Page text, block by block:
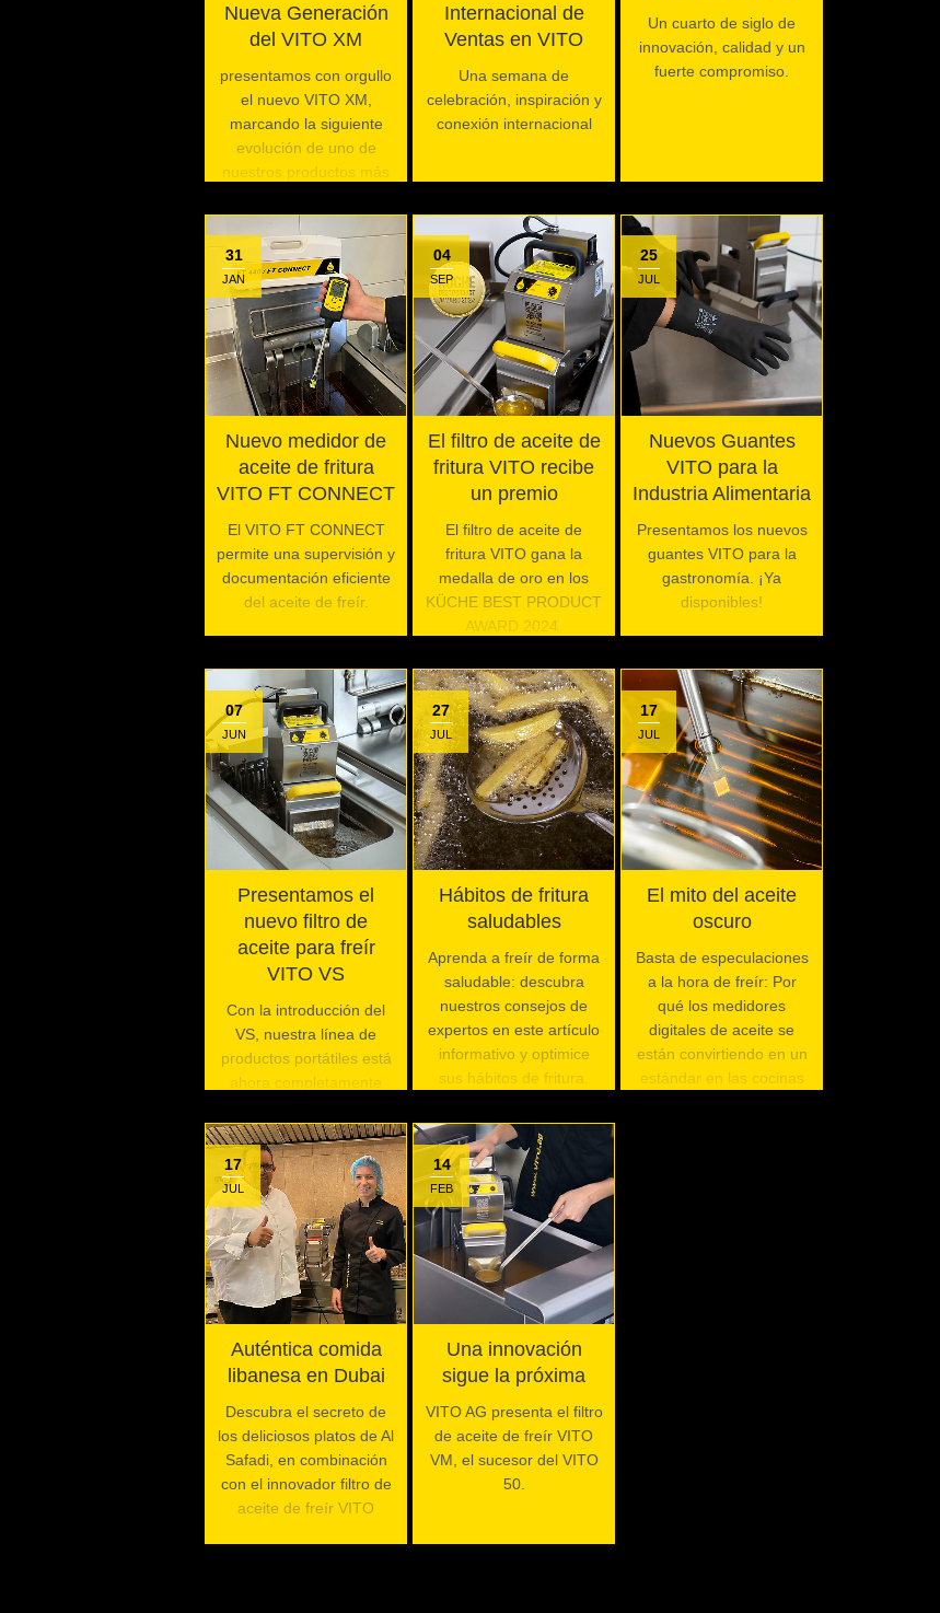
Nueva Generación
del VITO XM
presentamos con orgullo
el nuevo VITO XM,
marcando la siguiente
evolución de uno de
nuestros productos más
Internacional de
Ventas en VITO
Una semana de
celebración, inspiración y
conexión internacional
Un cuarto de siglo de
innovación, calidad y un
fuerte compromiso.
31
JAN
Nuevo medidor de
aceite de fritura
VITO FT CONNECT
El VITO FT CONNECT
permite una supervisión y
documentación eficiente
del aceite de freír.
04
SEP
El filtro de aceite de
fritura VITO recibe
un premio
El filtro de aceite de
fritura VITO gana la
medalla de oro en los
KÜCHE BEST PRODUCT
AWARD 2024.
25
JUL
Nuevos Guantes
VITO para la
Industria Alimentaria
Presentamos los nuevos
guantes VITO para la
gastronomía. ¡Ya
disponibles!
07
JUN
Presentamos el
nuevo filtro de
aceite para freír
VITO VS
Con la introducción del
VS, nuestra línea de
productos portátiles está
ahora completamente
27
JUL
Hábitos de fritura
saludables
Aprenda a freír de forma
saludable: descubra
nuestros consejos de
expertos en este artículo
informativo y optimice
sus hábitos de fritura.
17
JUL
El mito del aceite
oscuro
Basta de especulaciones
a la hora de freír: Por
qué los medidores
digitales de aceite se
están convirtiendo en un
estándar en las cocinas
17
JUL
Auténtica comida
libanesa en Dubai
Descubra el secreto de
los deliciosos platos de Al
Safadi, en combinación
con el innovador filtro de
aceite de freír VITO
14
FEB
Una innovación
sigue la próxima
VITO AG presenta el filtro
de aceite de freír VITO
VM, el sucesor del VITO
50.